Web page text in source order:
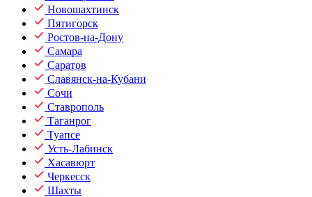
Новошахтинск
Пятигорск
Ростов-на-Дону
Самара
Саратов
Славянск-на-Кубани
Сочи
Ставрополь
Таганрог
Туапсе
Усть-Лабинск
Хасавюрт
Черкесск
Шахты